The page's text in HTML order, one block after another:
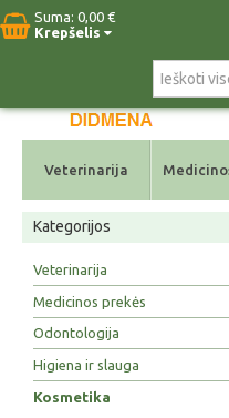
Suma: 0,00 €
Krepšelis
Pradžia
Veterinarija
Kategorijos
Veterinarija
Medicinos prekės
Odontologija
Higiena ir slauga
Kosmetika